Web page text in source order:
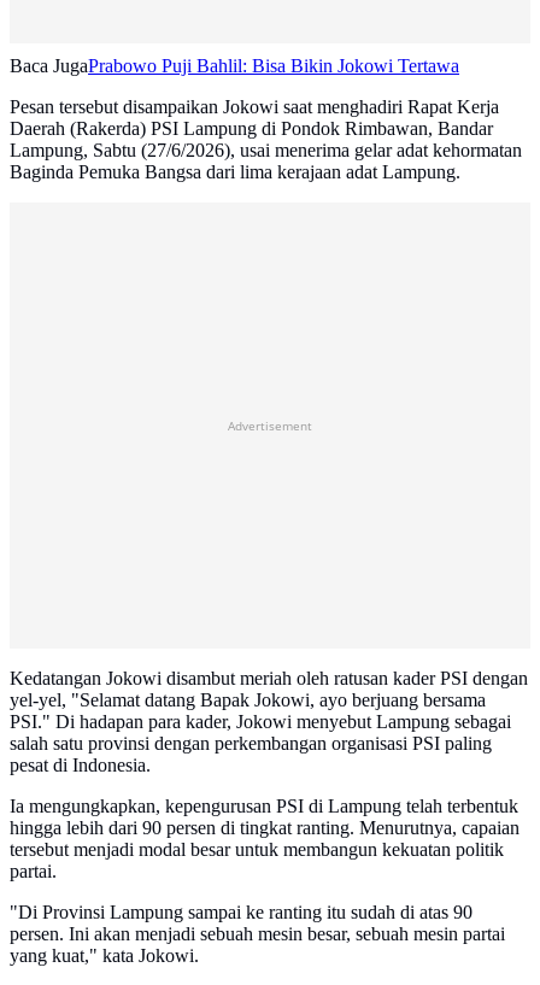
Baca JugaPrabowo Puji Bahlil: Bisa Bikin Jokowi Tertawa
Pesan tersebut disampaikan Jokowi saat menghadiri Rapat Kerja
Daerah (Rakerda) PSI Lampung di Pondok Rimbawan, Bandar
Lampung, Sabtu (27/6/2026), usai menerima gelar adat kehormatan
Baginda Pemuka Bangsa dari lima kerajaan adat Lampung.
Advertisement
Kedatangan Jokowi disambut meriah oleh ratusan kader PSI dengan
yel-yel, "Selamat datang Bapak Jokowi, ayo berjuang bersama
PSI." Di hadapan para kader, Jokowi menyebut Lampung sebagai
salah satu provinsi dengan perkembangan organisasi PSI paling
pesat di Indonesia.
Ia mengungkapkan, kepengurusan PSI di Lampung telah terbentuk
hingga lebih dari 90 persen di tingkat ranting. Menurutnya, capaian
tersebut menjadi modal besar untuk membangun kekuatan politik
partai.
"Di Provinsi Lampung sampai ke ranting itu sudah di atas 90
persen. Ini akan menjadi sebuah mesin besar, sebuah mesin partai
yang kuat," kata Jokowi.